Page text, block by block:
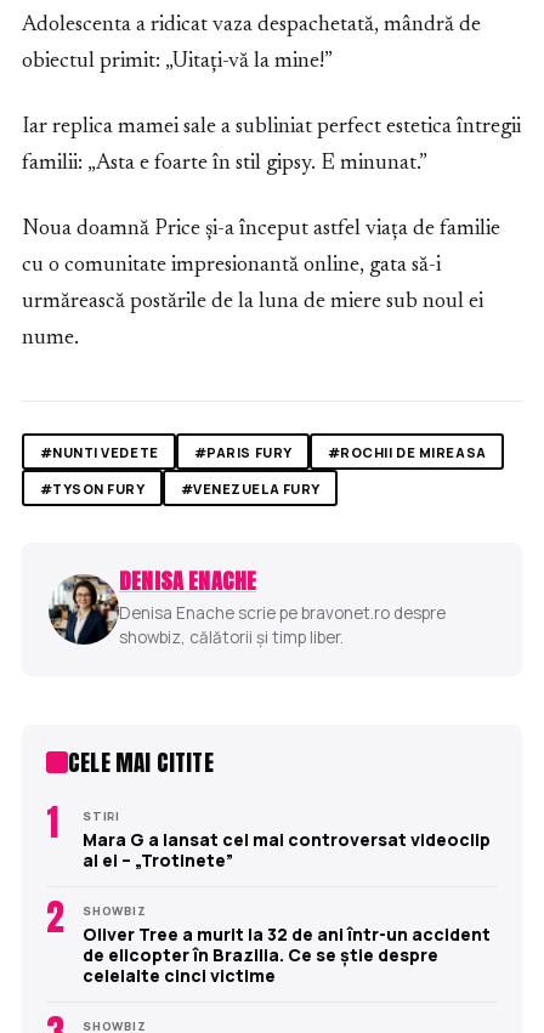
Adolescenta a ridicat vaza despachetată, mândră de
obiectul primit: „Uitați-vă la mine!”
Iar replica mamei sale a subliniat perfect estetica întregii
familii: „Asta e foarte în stil gipsy. E minunat.”
Noua doamnă Price și-a început astfel viața de familie
cu o comunitate impresionantă online, gata să-i
urmărească postările de la luna de miere sub noul ei
nume.
#NUNTI VEDETE #PARIS FURY
#ROCHII DE MIREASA
#TYSON FURY
#VENEZUELA FURY
DENISA ENACHE
Denisa Enache scrie pe bravonet.ro despre
showbiz, călătorii și timp liber.
CELE MAI CITITE
1 STIRI
Mara G a lansat cel mai controversat videoclip
al ei – „Trotinete”
2 SHOWBIZ
Oliver Tree a murit la 32 de ani într-un accident
de elicopter în Brazilia. Ce se știe despre
celelalte cinci victime
SHOWBIZ